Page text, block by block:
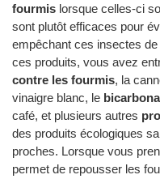
fourmis lorsque celles-ci
sont plutôt efficaces pour
empêchant ces insectes
ces produits, vous avez
contre les fourmis, la
vinaigre blanc, le
café, et plusieurs autres
des produits écologiques
proches. Lorsque vous
permet de repousser les